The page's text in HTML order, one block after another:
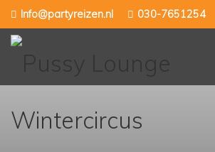
Skip
to
content
Info@partyreizen.nl 030-7651254